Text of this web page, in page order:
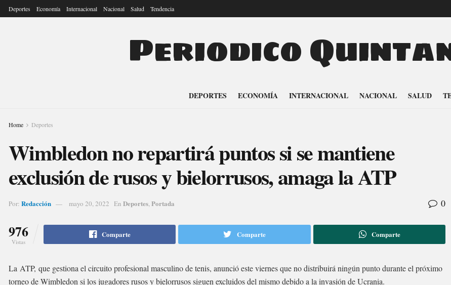
Deportes Economía Internacional Nacional Salud Tendencia
Periodico
DEPORTES ECONOMÍA INTERNACIONAL NACIONAL SALUD
Home Deportes
Wimbledon no repartirá puntos si se mantiene
exclusión de rusos y bielorrusos, amaga la ATP
Por: Redacción mayo 20, 2022 En Deportes,Portada 0
976
Vistas
Comparte Comparte Comparte
La ATP, que gestiona el circuito profesional masculino de tenis, anunció este viernes que no distribuirá ningún punto durante el próximo
torneo de Wimbledon si los jugadores rusos y bielorrusos siguen excluidos del mismo debido a la invasión de Ucrania.